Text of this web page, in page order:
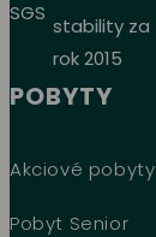
POBYTY
Akciové pobyty
Pobyt Senior